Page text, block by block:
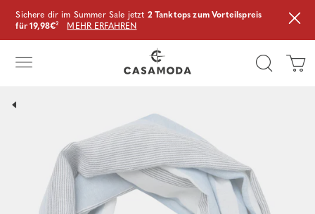
Sichere dir im Summer Sale jetzt 2 Tanktops zum Vorteilspreis
für 19,98€² MEHR ERFAHREN